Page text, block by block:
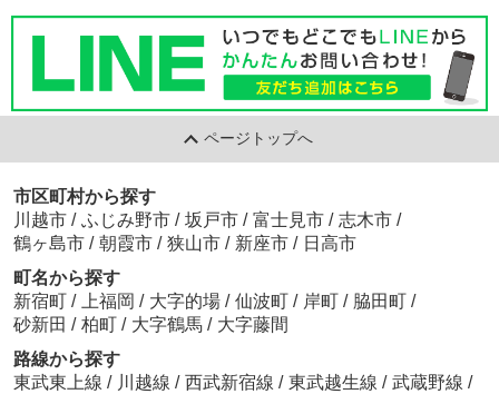
ページトップへ
市区町村から探す
川越市 / ふじみ野市 / 坂戸市 / 富士見市 / 志木市 /
鶴ヶ島市 / 朝霞市 / 狭山市 / 新座市 / 日高市
町名から探す
新宿町 / 上福岡 / 大字的場 / 仙波町 / 岸町 / 脇田町 /
砂新田 / 柏町 / 大字鶴馬 / 大字藤間
路線から探す
東武東上線 / 川越線 / 西武新宿線 / 東武越生線 / 武蔵野線 /